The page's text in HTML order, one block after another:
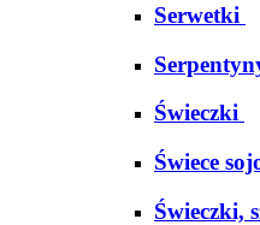
Serwetki
Świeczki
Świece
Świeczki,